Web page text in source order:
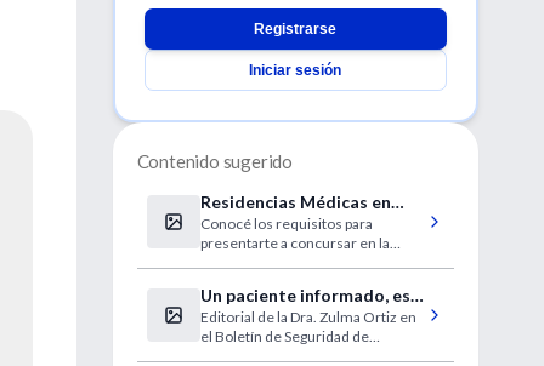
Registrarse
Iniciar sesión
Contenido sugerido
Residencias Médicas en
Tucumán
Conocé los requisitos para
presentarte a concursar en la
Un paciente informado, es
un paciente seguro
Editorial de la Dra. Zulma Ortiz en
el Boletín de Seguridad de